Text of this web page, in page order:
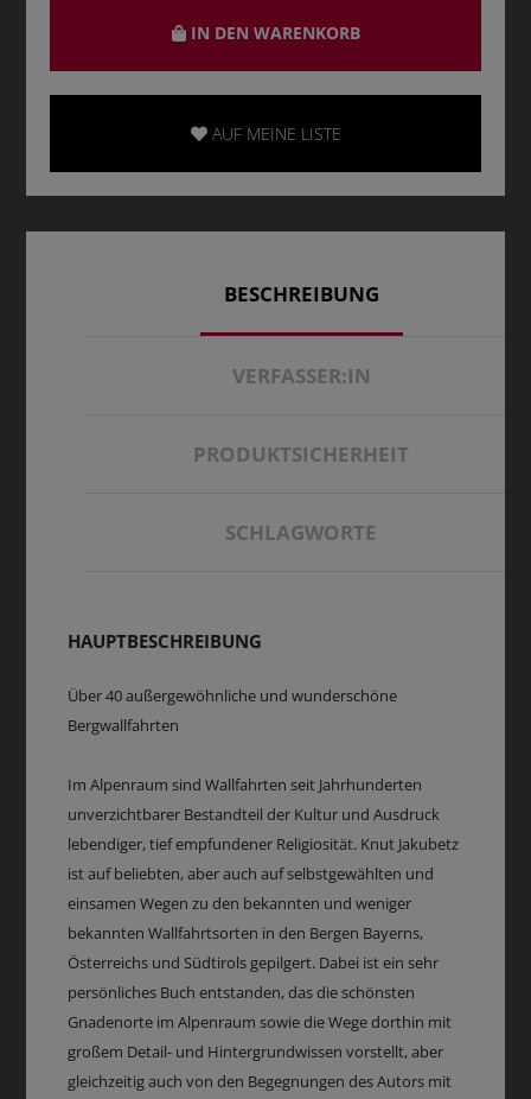
IN DEN WARENKORB
AUF MEINE LISTE
BESCHREIBUNG
VERFASSER:IN
PRODUKTSICHERHEIT
SCHLAGWORTE
HAUPTBESCHREIBUNG
Über 40 außergewöhnliche und wunderschöne
Bergwallfahrten
Im Alpenraum sind Wallfahrten seit Jahrhunderten
unverzichtbarer Bestandteil der Kultur und Ausdruck
lebendiger, tief empfundener Religiosität. Knut Jakubetz
ist auf beliebten, aber auch auf selbstgewählten und
einsamen Wegen zu den bekannten und weniger
bekannten Wallfahrtsorten in den Bergen Bayerns,
Österreichs und Südtirols gepilgert. Dabei ist ein sehr
persönliches Buch entstanden, das die schönsten
Gnadenorte im Alpenraum sowie die Wege dorthin mit
großem Detail- und Hintergrundwissen vorstellt, aber
gleichzeitig auch von den Begegnungen des Autors mit